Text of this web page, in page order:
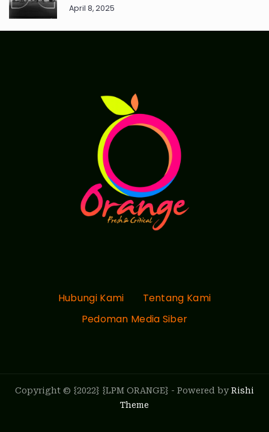
April 8, 2025
Hubungi Kami
Tentang Kami
Pedoman Media Siber
Copyright © {2022} {LPM ORANGE} - Powered byRishi
Theme